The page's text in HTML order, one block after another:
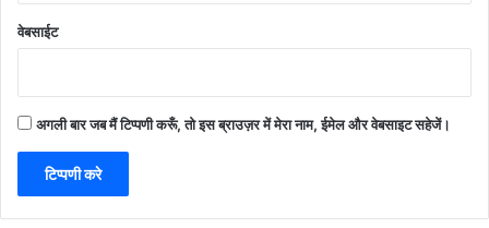
वेबसाईट
अगली बार जब मैं टिप्पणी करूँ, तो इस ब्राउज़र में मेरा नाम, ईमेल और वेबसाइट सहेजें।